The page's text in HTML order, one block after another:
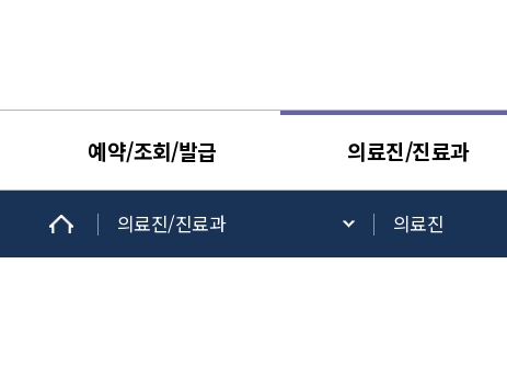
예약/조회/발급 의료진/진료과
의료진/진료과 의료진